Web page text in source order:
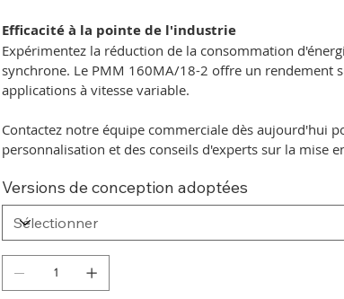
Efficacité à la pointe de l'industrie
Expérimentez la réduction de la consommation
synchrone. Le PMM 160MA/18-2 offre un rendement
applications à vitesse variable.
Contactez notre équipe commerciale dès aujourd'hui
personnalisation et des conseils d'experts sur la mise
Versions de conception adoptées